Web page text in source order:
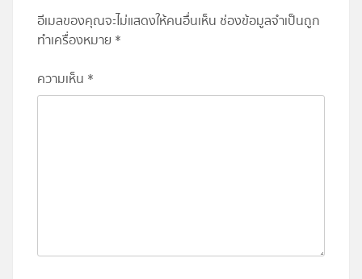
อีเมลของคุณจะไม่แสดงให้คนอื่นเห็น ช่องข้อมูลจำเป็นถูก
ทำเครื่องหมาย *
ความเห็น *